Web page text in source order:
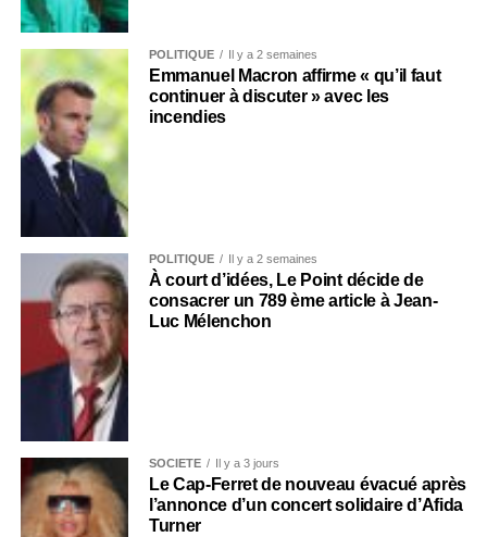
POLITIQUE Il y a 2 semaines
Emmanuel Macron affirme « qu’il faut
continuer à discuter » avec les
incendies
POLITIQUE Il y a 2 semaines
À court d’idées, Le Point décide de
consacrer un 789 ème article à Jean-
Luc Mélenchon
SOCIÉTÉ Il y a 3 jours
Le Cap-Ferret de nouveau évacué après
l’annonce d’un concert solidaire d’Afida
Turner